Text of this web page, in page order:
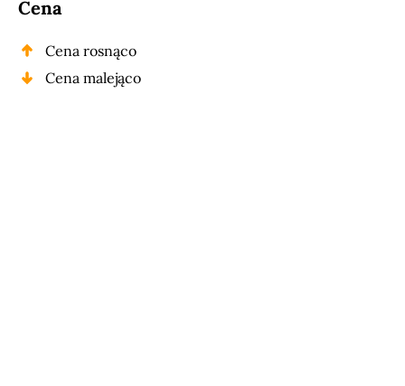
Cena
Cena rosnąco
Cena malejąco